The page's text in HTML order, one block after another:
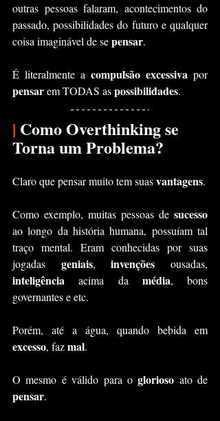
outras pessoas falaram, acontecimentos do
passado, possibilidades do futuro e qualquer
coisa imaginável de se pensar.
É literalmente a compulsão excessiva por
pensar em TODAS as possibilidades.
| Como Overthinking se
Torna um Problema?
Claro que pensar muito tem suas vantagens.
Como exemplo, muitas pessoas de
ao longo da história humana, possuíam tal
traço mental. Eram conhecidas por suas
jogadas geniais, invenções
inteligência acima da média, bons
governantes e etc.
excesso, faz mal.
O mesmo é válido para o glorioso
pensar.